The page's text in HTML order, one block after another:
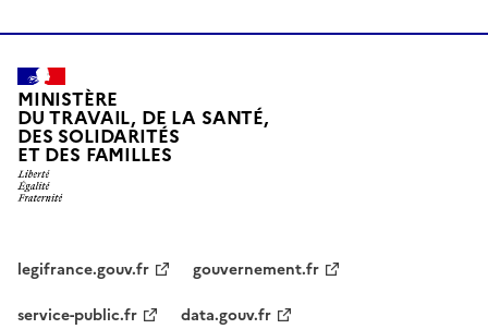
MINISTÈRE
DU TRAVAIL, DE LA SANTÉ,
DES SOLIDARITÉS
ET DES FAMILLES
legifrance.gouv.fr
gouvernement.fr
service-public.fr
data.gouv.fr